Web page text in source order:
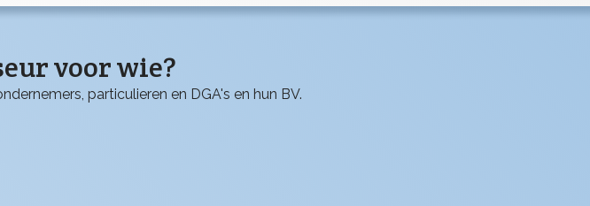
voor wie?
particulieren en DGA's en hun BV.